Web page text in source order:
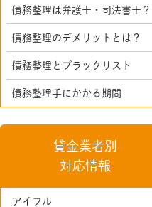
債務整理は弁護士・司法書士？
債務整理のデメリットとは？
債務整理とブラックリスト
債務整理手にかかる期間
貸金業者別
対応情報
アイフル